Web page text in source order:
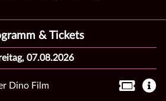
& Tickets
07.08.2026
Dino Film